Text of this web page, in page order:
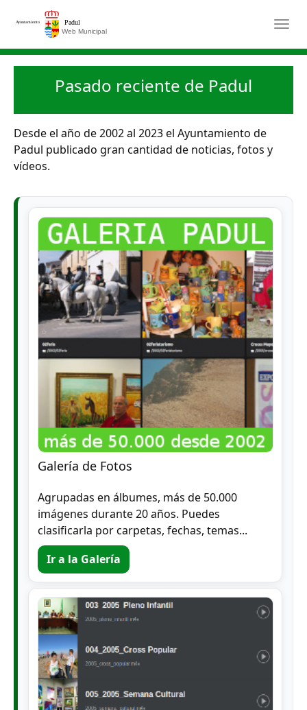
Saltar al contenido principal
Pasado reciente de Padul
Desde el año de 2002 al 2023 el Ayuntamiento de
Padul publicado gran cantidad de noticias, fotos y
vídeos.
Galería de Fotos
Agrupadas en álbumes, más de 50.000
imágenes durante 20 años. Puedes
clasificarla por carpetas, fechas, temas...
Ir a la Galería